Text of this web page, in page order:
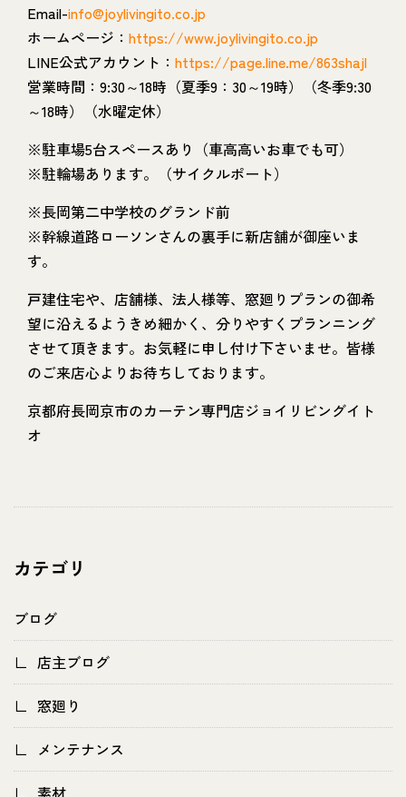
カテゴリ
ブログ
店主ブログ
窓廻り
メンテナンス
素材
Email-info@joylivingito.co.jp
ホームページ： https://www.joylivingito.co.jp
LINE公式アカウント： https://page.line.me/863shajl
営業時間：9:30～18時（夏季9：30～19時）（冬季9:30
～18時）（水曜定休）
※駐車場5台スペースあり（車高高いお車でも可）
※駐輪場あります。（サイクルポート）
※長岡第二中学校のグランド前
※幹線道路ローソンさんの裏手に新店舗が御座いま
す。
戸建住宅や、店舗様、法人様等、窓廻りプランの御希
望に沿えるようきめ細かく、分りやすくプランニング
させて頂きます。お気軽に申し付け下さいませ。皆様
のご来店心よりお待ちしております。
京都府長岡京市のカーテン専門店ジョイリビングイト
オ